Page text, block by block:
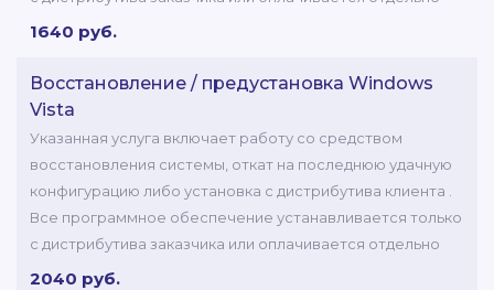
1640 руб.
Восстановление / предустановка Windows
Vista
Указанная услуга включает работу со средством
восстановления системы, откат на последнюю удачную
конфигурацию либо установка с дистрибутива клиента .
Все программное обеспечение устанавливается только
с дистрибутива заказчика или оплачивается отдельно
2040 руб.